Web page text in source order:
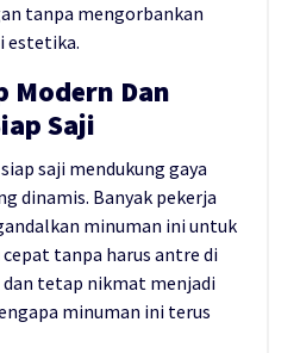
tanpa mengorbankan
estetika.
Modern Dan
Saji
saji mendukung gaya
dinamis. Banyak pekerja
minuman ini untuk
tanpa harus antre di
tetap nikmat menjadi
minuman ini terus